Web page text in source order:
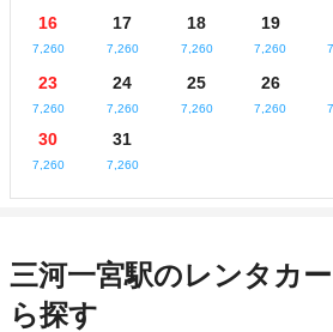
16
7,260
17
7,260
18
7,260
19
7,260
23
7,260
24
7,260
25
7,260
26
7,260
30
7,260
31
7,260
三河一宮駅のレンタカ
ら探す